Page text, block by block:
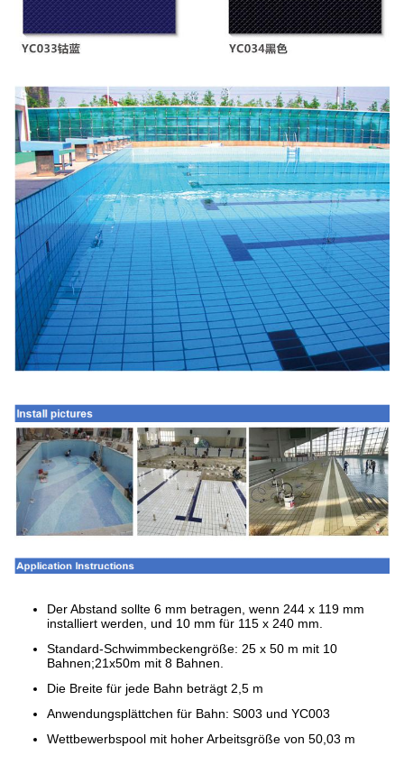
Der Abstand sollte 6 mm betragen, wenn 244 x 119 mm
installiert werden, und 10 mm für 115 x 240 mm.
Standard-Schwimmbeckengröße: 25 x 50 m mit 10
Bahnen;21x50m mit 8 Bahnen.
Die Breite für jede Bahn beträgt 2,5 m
Anwendungsplättchen für Bahn: S003 und YC003
Wettbewerbspool mit hoher Arbeitsgröße von 50,03 m